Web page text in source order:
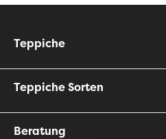
Teppiche
Teppiche Sorten
Beratung